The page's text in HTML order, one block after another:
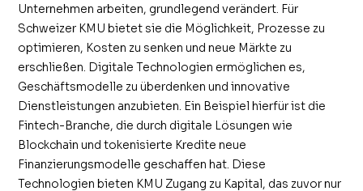
Unternehmen arbeiten, grundlegend verändert. Für
Schweizer KMU bietet sie die Möglichkeit, Prozesse zu
optimieren, Kosten zu senken und neue Märkte zu
erschließen. Digitale Technologien ermöglichen es,
Geschäftsmodelle zu überdenken und innovative
Dienstleistungen anzubieten. Ein Beispiel hierfür ist die
Fintech-Branche, die durch digitale Lösungen wie
Blockchain und tokenisierte Kredite neue
Finanzierungsmodelle geschaffen hat. Diese
Technologien bieten KMU Zugang zu Kapital, das zuvor nur